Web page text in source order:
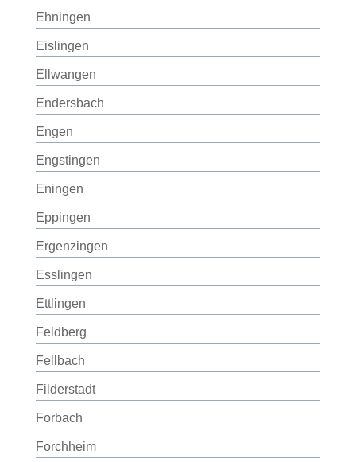
Ehningen
Eislingen
Ellwangen
Endersbach
Engen
Engstingen
Eningen
Eppingen
Ergenzingen
Esslingen
Ettlingen
Feldberg
Fellbach
Filderstadt
Forbach
Forchheim